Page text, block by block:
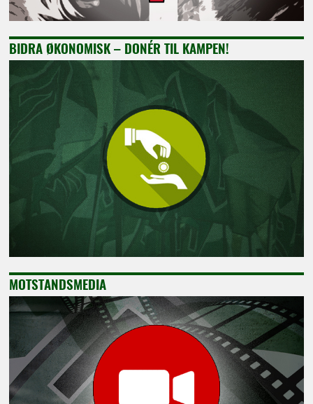
BIDRA ØKONOMISK – DONÉR TIL KAMPEN!
MOTSTANDSMEDIA